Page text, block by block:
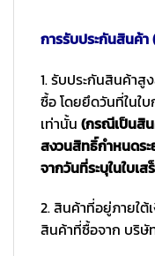
การรับประกันสินค้
1. รับประกันสินค้าสู
ซื้อ โดยยึดวันที่ในใ
เท่านั้น (กรณีเป็นสิน
สงวนสิทธิ์กำหนดระ
จากวันที่ระบุในใบเส
2. สินค้าที่อยู่ภายใต้
สินค้าที่ซื้อจาก บริษั